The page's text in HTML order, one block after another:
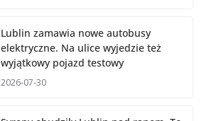
Lublin zamawia nowe autobusy
elektryczne. Na ulice wyjedzie też
wyjątkowy pojazd testowy
2026-07-30